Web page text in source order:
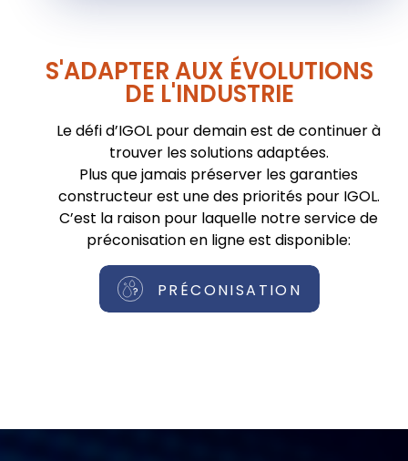
S'ADAPTER AUX ÉVOLUTIONS
DE L'INDUSTRIE
Le défi d’IGOL pour demain est de continuer à
trouver les solutions adaptées.
Plus que jamais préserver les garanties
constructeur est une des priorités pour IGOL.
C’est la raison pour laquelle notre service de
préconisation en ligne est disponible:
PRÉCONISATION